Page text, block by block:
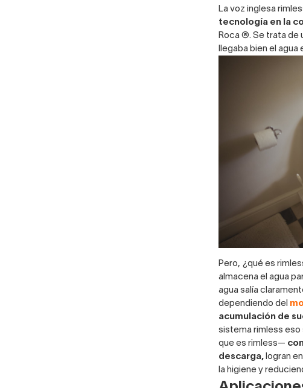
La voz inglesa
tecnología en la
Roca ®. Se trata de
llegaba bien el
Pero, ¿qué es
almacena el agua
agua salía
dependiendo del
acumulación de
sistema rimless
que es rimless—
descarga, logran
la higiene y